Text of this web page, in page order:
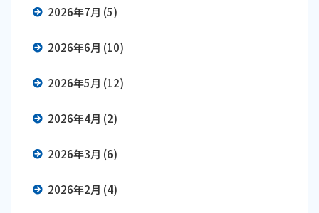
2026年7月 (5)
2026年6月 (10)
2026年5月 (12)
2026年4月 (2)
2026年3月 (6)
2026年2月 (4)